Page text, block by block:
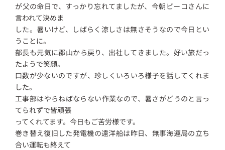
が父の命日で、すっかり忘れてましたが、今朝ビーコさんに
言われて決めま
した。暑いけど、しばらく涼しさは無さそうなので今日とい
うことに。
部長も元気に郡山から戻り、出社してきました。好い旅だっ
たようで笑顔。
口数が少ないのですが、珍しくいろいろ様子を話してくれま
した。
工事部はやらねばならない作業なので、暑さがどうのと言っ
てられずで皆頑張
ってくれてます。今日もご苦労様です。
巻き替え復旧した発電機の遠洋船は昨日、無事海運局の立ち
合い運転も終えて